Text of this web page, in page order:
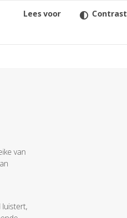
Lees voor Contrast
van
luistert,